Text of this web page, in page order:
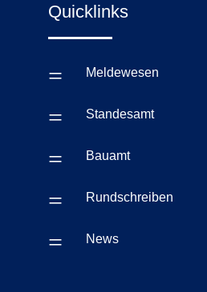
Quicklinks
= Meldewesen
= Standesamt
= Bauamt
= Rundschreiben
= News